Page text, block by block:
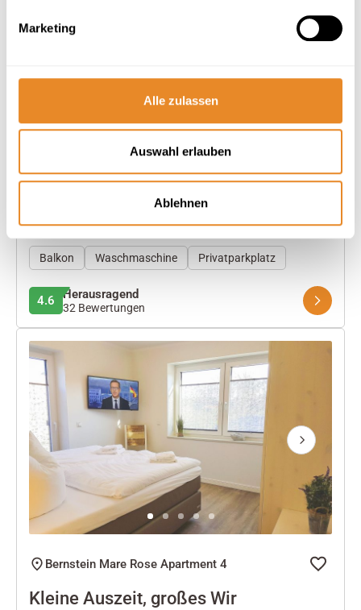
Marketing
Alle zulassen
Auswahl erlauben
Ablehnen
Next
Bernstein Mare Rose Apartment 7
Urlaub, der verbindet
2 Gäste 1 Schlafzimmer 66 m²
Balkon Waschmaschine Privatparkplatz
4.6 Herausragend
32 Bewertungen
Next
Bernstein Mare Rose Apartment 4
Kleine Auszeit, großes Wir